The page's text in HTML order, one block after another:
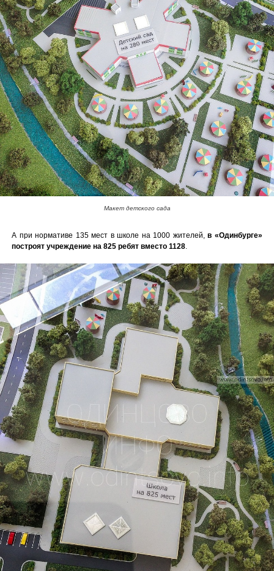
Макет детского сада
А при нормативе 135 мест в школе на 1000 жителей,в «Одинбурге»
построят учреждение на 825 ребят вместо 1128.